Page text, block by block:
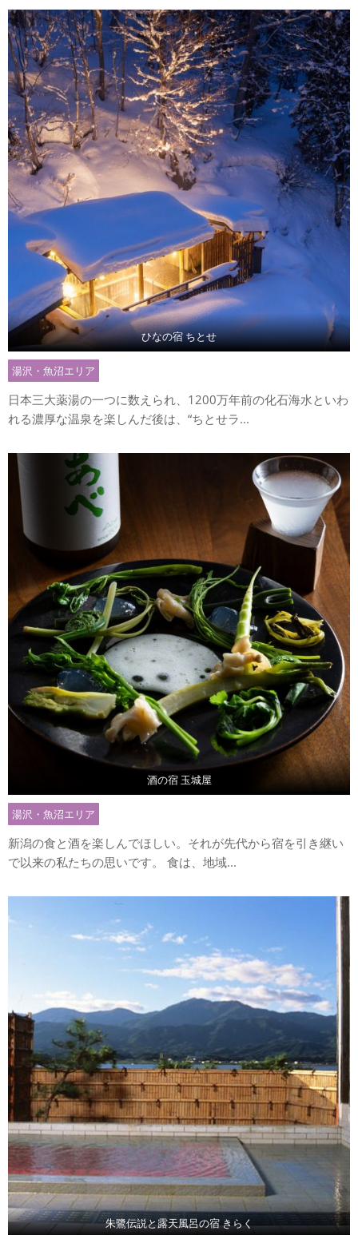
ひなの宿 ちとせ
湯沢・魚沼エリア
日本三大薬湯の一つに数えられ、1200万年前の化石海水といわ
れる濃厚な温泉を楽しんだ後は、“ちとせラ...
酒の宿 玉城屋
湯沢・魚沼エリア
新潟の食と酒を楽しんでほしい。それが先代から宿を引き継い
で以来の私たちの思いです。 食は、地域...
朱鷺伝説と露天風呂の宿 きらく